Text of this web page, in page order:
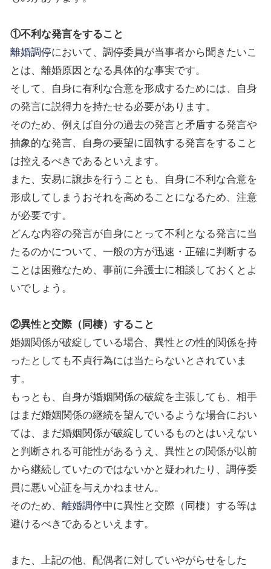
①不利な発言をすること
離婚調停において、調停委員が当事者から聞きたいこ
とは、離婚原因となる具体的な事実です。
そして、自身に有利な合意を形成するためには、自身
の発言に説得力を持たせる必要があります。
そのため、例えば自分の過去の発言と矛盾する発言や
抽象的な発言、自身の要望に固執する発言をすること
は控えるべきであるといえます。
また、安易に譲歩を行うことも、自身に不利な合意を
形成してしまうおそれを高めることになるため、注意
が必要です。
どんな内容の発言が自身にとって不利となる発言に当
たるのかについて、一般の方が迅速・正確に判断する
ことは困難なため、事前に弁護士に相談しておくとよ
いでしょう。
②異性と交際（同棲）すること
婚姻関係が破綻している場合、異性との性的関係を持
ったとしても不貞行為には当たらないとされていま
す。
もっとも、自身が婚姻関係の破綻を主張しても、相手
はまだ婚姻関係の継続を望んでいるような場合におい
ては、まだ婚姻関係が破綻しているものとはいえない
と判断される可能性があるうえ、異性との関係が以前
から継続していたのではないかと疑われたり、調停委
員に悪い心証を与えかねません。
そのため、 離婚調停中に異性と交際（同棲）する等は
避けるべきであるといえます。
また、上記の他、配偶者に対していやがらせをした